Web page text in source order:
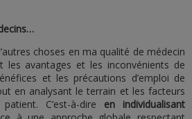
choses en ma qualité de médecin
les avantages et les inconvénients de
et les précautions d’emploi de
en analysant le terrain et les facteurs
C’est-à-dire en individualisant